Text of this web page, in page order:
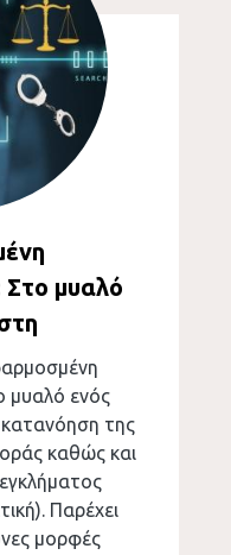
Στο μυαλό
μυαλό ενός
κατανόηση της
καθώς και
Παρέχει
μορφές